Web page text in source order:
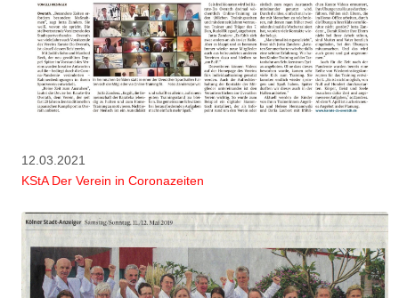
12.03.2021
KStA Der Verein in Coronazeiten